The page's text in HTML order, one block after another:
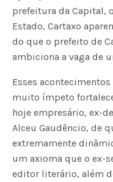
prefeitura da Capital,
Estado, Cartaxo
do que o prefeito de
ambiciona a vaga de
Esses
muito ímpeto
hoje empresário, ex-
Alceu Gaudêncio, de
extremamente
um axioma que o ex-
editor literário, além